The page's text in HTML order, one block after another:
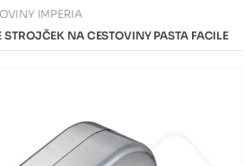
IMPERIA
STROJČEK NA CESTOVINY PASTA FACILE